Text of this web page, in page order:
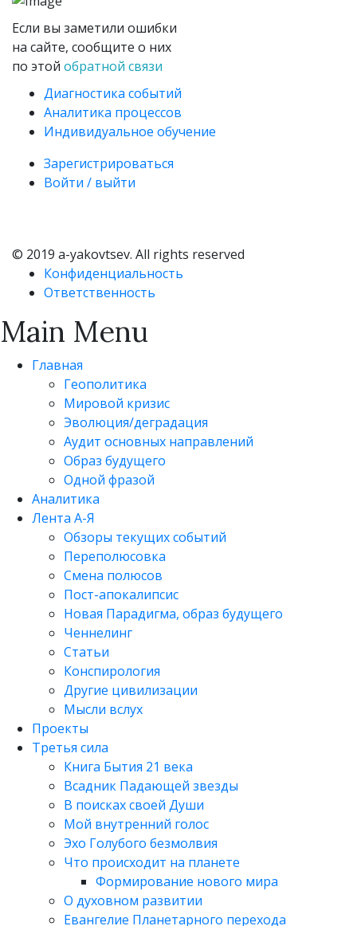
Если вы заметили ошибки
на сайте, сообщите о них
по этой обратной связи
Диагностика событий
Аналитика процессов
Индивидуальное обучение
Зарегистрироваться
Войти / выйти
© 2019 a-yakovtsev. All rights reserved
Конфиденциальность
Ответственность
Main Menu
Главная
Геополитика
Мировой кризис
Эволюция/деградация
Аудит основных направлений
Образ будущего
Одной фразой
Аналитика
Лента А-Я
Обзоры текущих событий
Переполюсовка
Смена полюсов
Пост-апокалипсис
Новая Парадигма, образ будущего
Ченнелинг
Статьи
Конспирология
Другие цивилизации
Мысли вслух
Проекты
Третья сила
Книга Бытия 21 века
Всадник Падающей звезды
В поисках своей Души
Мой внутренний голос
Эхо Голубого безмолвия
Что происходит на планете
Формирование нового мира
О духовном развитии
Евангелие Планетарного перехода